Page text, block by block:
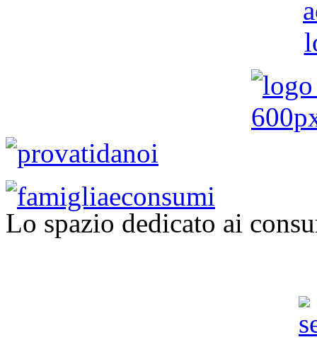
Lo spazio dedicato ai